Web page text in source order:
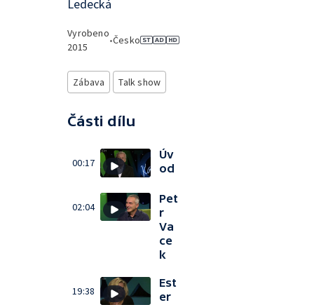
Ledecká
Vyrobeno
2015
•Česko
Zábava Talk show
Části dílu
00:17
Úv
od
02:04
Pet
r
Va
ce
k
19:38
Est
er